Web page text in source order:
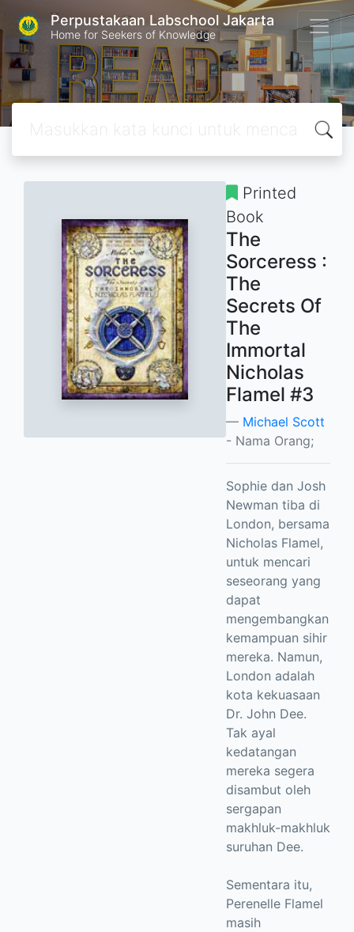
Perpustakaan Labschool Jakarta
Home for Seekers of Knowledge
Printed
Book
The
Sorceress :
The
Secrets Of
The
Immortal
Nicholas
Flamel #3
Michael Scott
- Nama Orang;
Sophie dan Josh
Newman tiba di
London, bersama
Nicholas Flamel,
untuk mencari
seseorang yang
dapat
mengembangkan
kemampuan sihir
mereka. Namun,
London adalah
kota kekuasaan
Dr. John Dee.
Tak ayal
kedatangan
mereka segera
disambut oleh
sergapan
makhluk-makhluk
suruhan Dee.
Sementara itu,
Perenelle Flamel
masih